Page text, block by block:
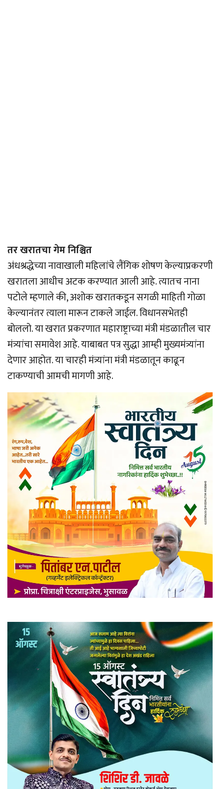
तर खरातचा गेम निश्चित
अंधश्रद्धेच्या नावाखाली महिलांचे लैंगिक शोषण केल्याप्रकरणी
खरातला आधीच अटक करण्यात आली आहे. त्यातच नाना
पटोले म्हणाले की, अशोक खरातकडून सगळी माहिती गोळा
केल्यानंतर त्याला मारून टाकले जाईल. विधानसभेतही
बोललो. या खरात प्रकरणात महाराष्ट्राच्या मंत्री मंडळातील चार
मंत्र्यांचा समावेश आहे. याबाबत पत्र सुद्धा आम्ही मुख्यमंत्र्यांना
देणार आहोत. या चारही मंत्र्यांना मंत्री मंडळातून काढून
टाकण्याची आमची मागणी आहे.